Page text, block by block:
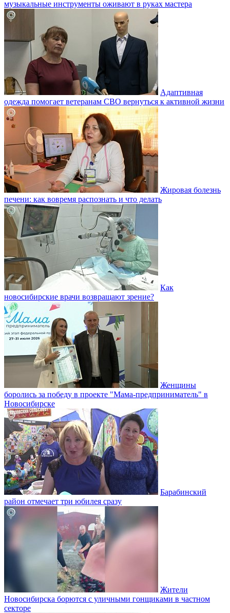
музыкальные инструменты оживают в руках мастера
Адаптивная
одежда помогает ветеранам СВО вернуться к активной жизни
Жировая болезнь
печени: как вовремя распознать и что делать
Как
новосибирские врачи возвращают зрение?
Женщины
боролись за победу в проекте "Мама-предприниматель" в
Новосибирске
Барабинский
район отмечает три юбилея сразу
Жители
Новосибирска борются с уличными гонщиками в частном
секторе